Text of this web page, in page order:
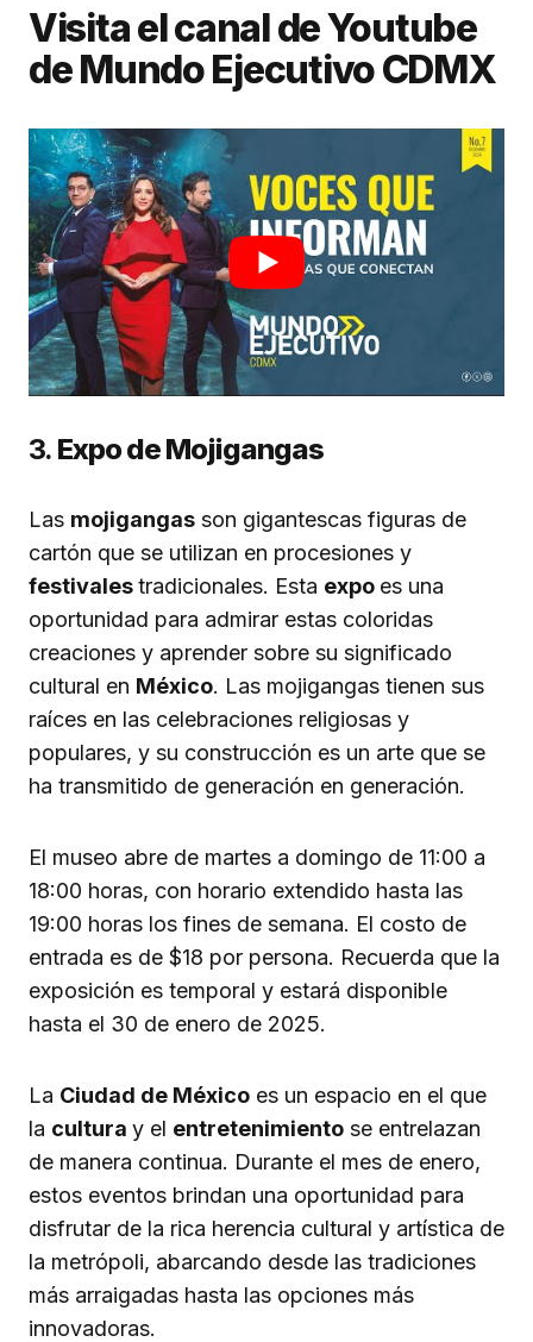
Visita el canal de Youtube
de Mundo Ejecutivo CDMX
3. Expo de Mojigangas
Las mojigangas son gigantescas figuras de
cartón que se utilizan en procesiones y
festivalestradicionales. Esta expo es una
oportunidad para admirar estas coloridas
creaciones y aprender sobre su significado
cultural en México. Las mojigangas tienen sus
raíces en las celebraciones religiosas y
populares, y su construcción es un arte que se
ha transmitido de generación en generación.
El museo abre de martes a domingo de 11:00 a
18:00 horas, con horario extendido hasta las
19:00 horas los fines de semana. El costo de
entrada es de $18 por persona. Recuerda que la
exposición es temporal y estará disponible
hasta el 30 de enero de 2025.
La Ciudad de México es un espacio en el que
la cultura y el entretenimiento se entrelazan
de manera continua. Durante el mes de enero,
estos eventos brindan una oportunidad para
disfrutar de la rica herencia cultural y artística de
la metrópoli, abarcando desde las tradiciones
más arraigadas hasta las opciones más
innovadoras.